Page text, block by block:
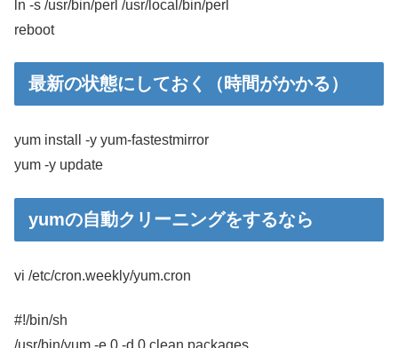
ln -s /usr/bin/perl /usr/local/bin/perl
reboot
最新の状態にしておく（時間がかかる）
yum install -y yum-fastestmirror
yum -y update
yumの自動クリーニングをするなら
vi /etc/cron.weekly/yum.cron
#!/bin/sh